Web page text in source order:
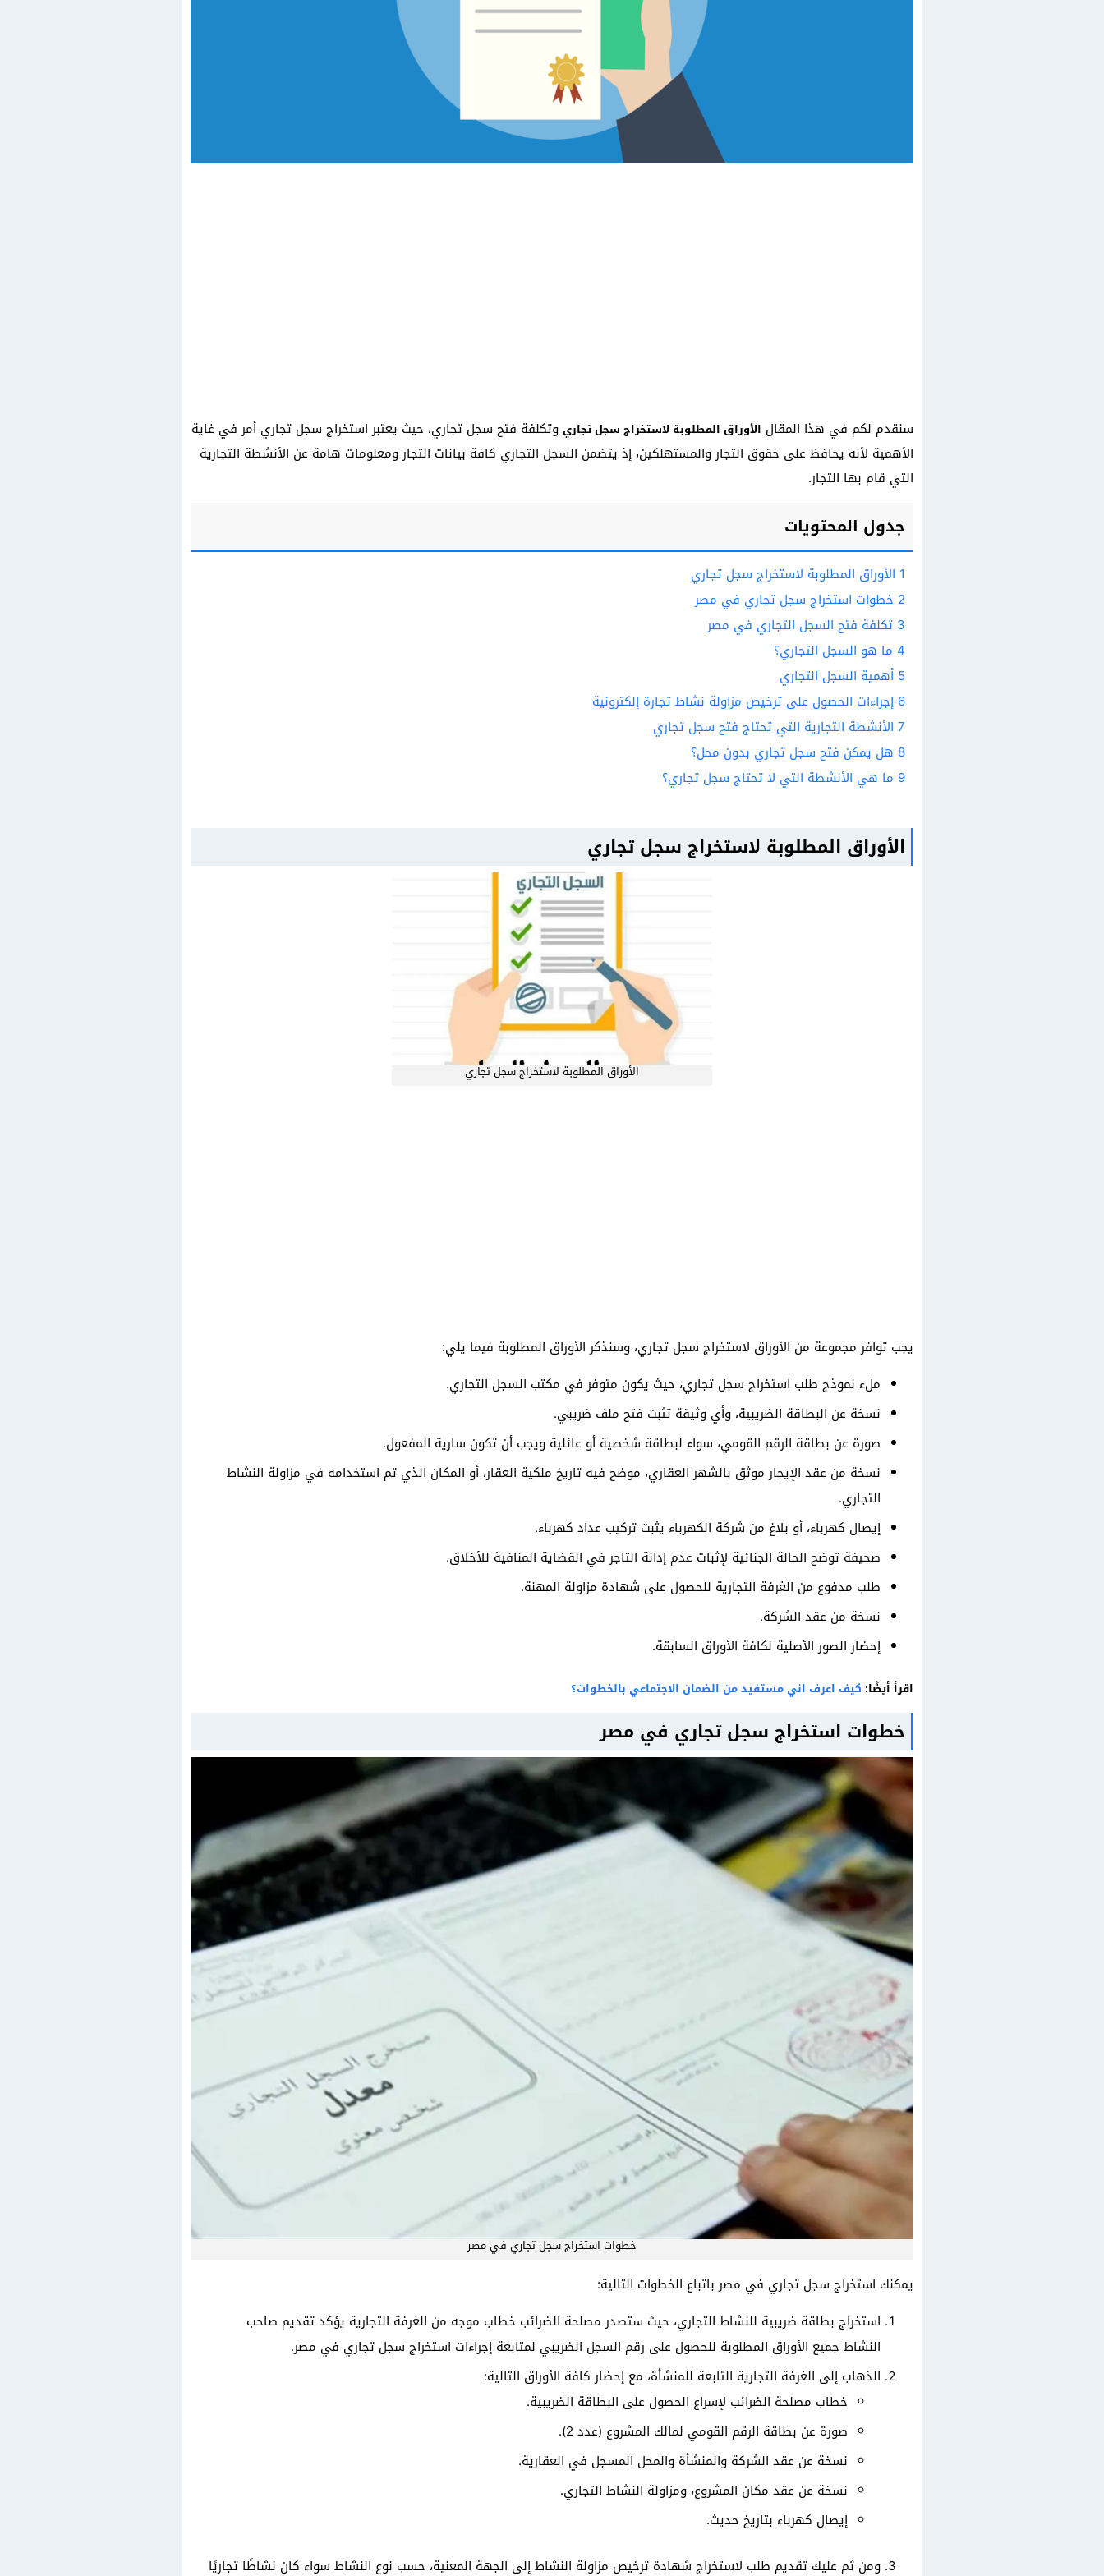
سنقدم لكم في هذا المقال الأوراق المطلوبة لاستخراج سجل تجاري وتكلفة فتح سجل تجاري، حيث يعتبر استخراج سجل تجاري أمر في غاية
الأهمية لأنه يحافظ على حقوق التجار والمستهلكين، إذ يتضمن السجل التجاري كافة بيانات التجار ومعلومات هامة عن الأنشطة التجارية
التي قام بها التجار.
جدول المحتويات
1 الأوراق المطلوبة لاستخراج سجل تجاري
2 خطوات استخراج سجل تجاري في مصر
3 تكلفة فتح السجل التجاري في مصر
4 ما هو السجل التجاري؟
5 أهمية السجل التجاري
6 إجراءات الحصول على ترخيص مزاولة نشاط تجارة إلكترونية
7 الأنشطة التجارية التي تحتاج فتح سجل تجاري
8 هل يمكن فتح سجل تجاري بدون محل؟
9 ما هي الأنشطة التي لا تحتاج سجل تجاري؟
الأوراق المطلوبة لاستخراج سجل تجاري
الأوراق المطلوبة لاستخراج سجل تجاري
يجب توافر مجموعة من الأوراق لاستخراج سجل تجاري، وسنذكر الأوراق المطلوبة فيما يلي:
ملء نموذج طلب استخراج سجل تجاري، حيث يكون متوفر في مكتب السجل التجاري.
نسخة عن البطاقة الضريبية، وأي وثيقة تثبت فتح ملف ضريبي.
صورة عن بطاقة الرقم القومي، سواء لبطاقة شخصية أو عائلية ويجب أن تكون سارية المفعول.
نسخة من عقد الإيجار موثق بالشهر العقاري، موضح فيه تاريخ ملكية العقار، أو المكان الذي تم استخدامه في مزاولة النشاط
التجاري.
إيصال كهرباء، أو بلاغ من شركة الكهرباء يثبت تركيب عداد كهرباء.
صحيفة توضح الحالة الجنائية لإثبات عدم إدانة التاجر في القضاية المنافية للأخلاق.
طلب مدفوع من الغرفة التجارية للحصول على شهادة مزاولة المهنة.
نسخة من عقد الشركة.
إحضار الصور الأصلية لكافة الأوراق السابقة.
اقرأ أيضًا: كيف اعرف اني مستفيد من الضمان الاجتماعي بالخطوات؟
خطوات استخراج سجل تجاري في مصر
خطوات استخراج سجل تجاري في مصر
يمكنك استخراج سجل تجاري في مصر باتباع الخطوات التالية:
استخراج بطاقة ضريبية للنشاط التجاري، حيث ستصدر مصلحة الضرائب خطاب موجه من الغرفة التجارية يؤكد تقديم صاحب
النشاط جميع الأوراق المطلوبة للحصول على رقم السجل الضريبي لمتابعة إجراءات استخراج سجل تجاري في مصر.
الذهاب إلى الغرفة التجارية التابعة للمنشأة، مع إحضار كافة الأوراق التالية:
خطاب مصلحة الضرائب لإسراع الحصول على البطاقة الضريبية.
صورة عن بطاقة الرقم القومي لمالك المشروع (عدد 2).
نسخة عن عقد الشركة والمنشأة والمحل المسجل في العقارية.
نسخة عن عقد مكان المشروع، ومزاولة النشاط التجاري.
إيصال كهرباء بتاريخ حديث.
ومن ثم عليك تقديم طلب لاستخراج شهادة ترخيص مزاولة النشاط إلى الجهة المعنية، حسب نوع النشاط سواء كان نشاطًا تجاريًا